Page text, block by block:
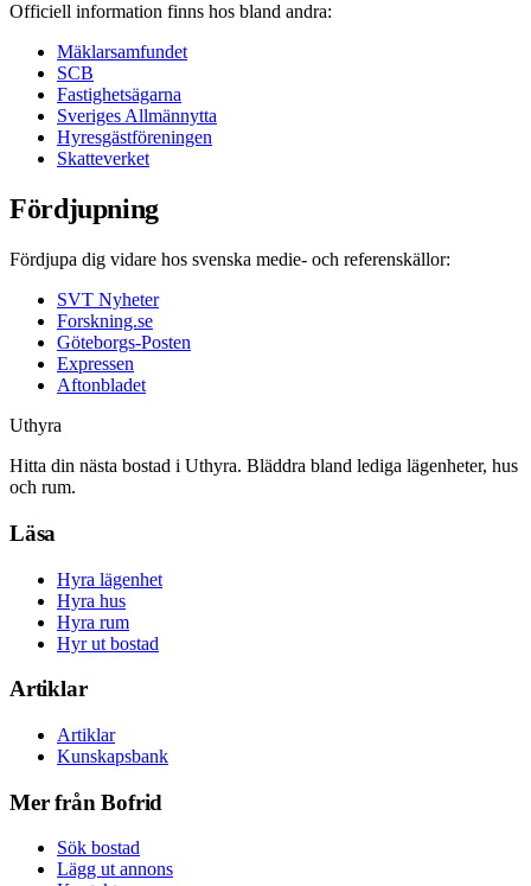
Officiell information finns hos bland andra:
Mäklarsamfundet
SCB
Fastighetsägarna
Sveriges Allmännytta
Hyresgästföreningen
Skatteverket
Fördjupning
Fördjupa dig vidare hos svenska medie- och referenskällor:
SVT Nyheter
Forskning.se
Göteborgs-Posten
Expressen
Aftonbladet
Uthyra
Hitta din nästa bostad i Uthyra. Bläddra bland lediga lägenheter, hus
och rum.
Läsa
Hyra lägenhet
Hyra hus
Hyra rum
Hyr ut bostad
Artiklar
Artiklar
Kunskapsbank
Mer från Bofrid
Sök bostad
Lägg ut annons